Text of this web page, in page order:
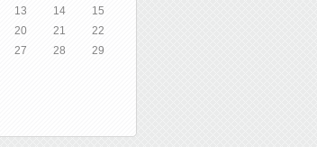
13 14
15
20 21
22
27 28
29